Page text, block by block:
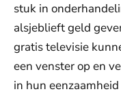
stuk in
alsjeblieft geld
gratis televisie
een venster op en
in hun